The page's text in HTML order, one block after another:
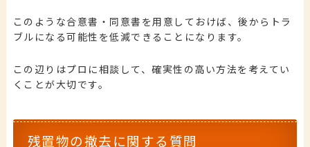
このような合意書・同意書を用意しておけば、後からトラ
ブルになる可能性を低減できることになります。
この辺りはプロに相談して、確実性の高い方法を考えてい
くことが大切です。
残置物の撤去に関する質問